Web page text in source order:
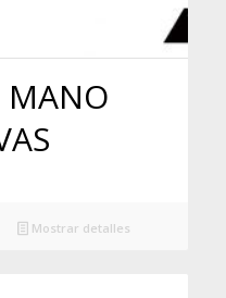
MANO
Mostrar detalles